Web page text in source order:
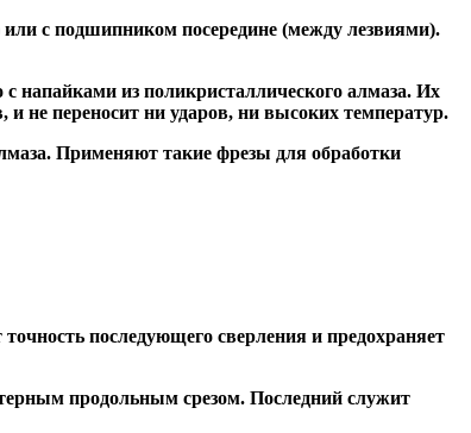
или с подшипником посередине (между лезвиями).
напайками из поликристаллического алмаза. Их
переносит ни ударов, ни высоких температур.
Применяют такие фрезы для обработки
последующего сверления и предохраняет
продольным срезом. Последний служит